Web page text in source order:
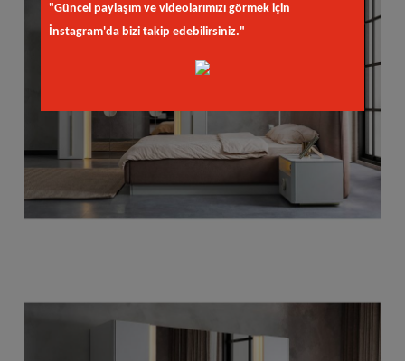
"Güncel paylaşım ve videolarımızı görmek için
İnstagram'da bizi takip edebilirsiniz."